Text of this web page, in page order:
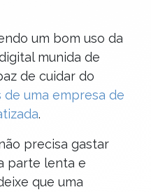
um bom uso da
munida de
de cuidar do
uma empresa de
.
precisa gastar
parte lenta e
que uma